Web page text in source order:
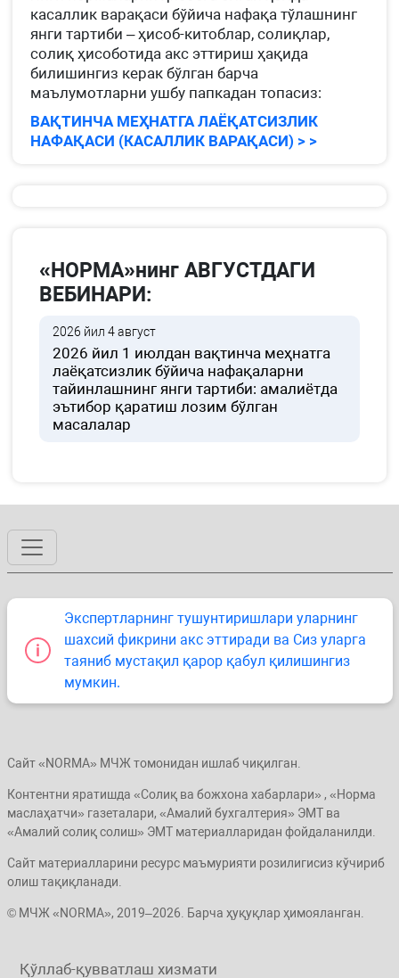
касаллик варақаси бўйича нафақа тўлашнинг
янги тартиби – ҳисоб-китоблар, солиқлар,
солиқ ҳисоботида акс эттириш ҳақида
билишингиз керак бўлган барча
маълумотларни ушбу папкадан топасиз:
ВАҚТИНЧА МЕҲНАТГА ЛАЁҚАТСИЗЛИК
НАФАҚАСИ (КАСАЛЛИК ВАРАҚАСИ) > >
«НОРМА»нинг АВГУСТДАГИ
ВЕБИНАРИ:
2026 йил 4 август
2026 йил 1 июлдан вақтинча меҳнатга
лаёқатсизлик бўйича нафақаларни
тайинлашнинг янги тартиби: амалиётда
эътибор қаратиш лозим бўлган
масалалар
Экспертларнинг тушунтиришлари уларнинг
шахсий фикрини акс эттиради ва Сиз уларга
таяниб мустақил қарор қабул қилишингиз
мумкин.
Сайт «NORMA» МЧЖ томонидан ишлаб чиқилган.
Контентни яратишда «Солиқ ва божхона хабарлари» , «Норма
маслаҳатчи» газеталари, «Амалий бухгалтерия» ЭМТ ва
«Амалий солиқ солиш» ЭМТ материалларидан фойдаланилди.
Сайт материалларини ресурс маъмурияти розилигисиз кўчириб
олиш тақиқланади.
© МЧЖ «NORMA», 2019–2026. Барча ҳуқуқлар ҳимояланган.
Қўллаб-қувватлаш хизмати